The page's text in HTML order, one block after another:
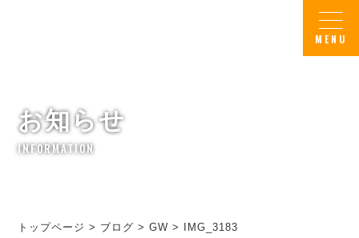
お知らせ
INFORMATION
トップページ > ブログ >GW > IMG_3183